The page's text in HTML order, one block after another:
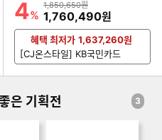
할인률
4%
상품금액
1,850,650원
할인금액
1,760,490원
혜택 최저가 1,637,260원
[CJ온스타일] KB국민카드
은 기획전 3